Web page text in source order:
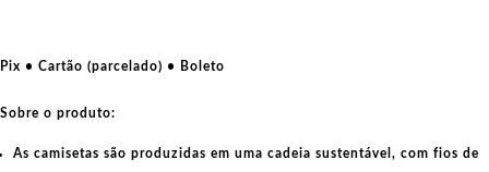
Douglas
Emery
quantidade
Pix • Cartão (parcelado) • Boleto
Sobre o produto:
As camisetas são produzidas em uma cadeia sustentável, com fios de